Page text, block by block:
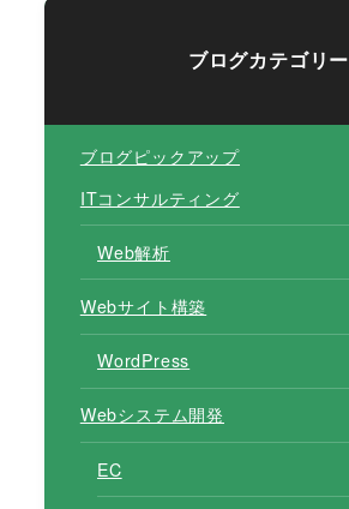
ブログカテゴリー
ブログピックアップ
ITコンサルティング
Web解析
Webサイト構築
WordPress
Webシステム開発
EC